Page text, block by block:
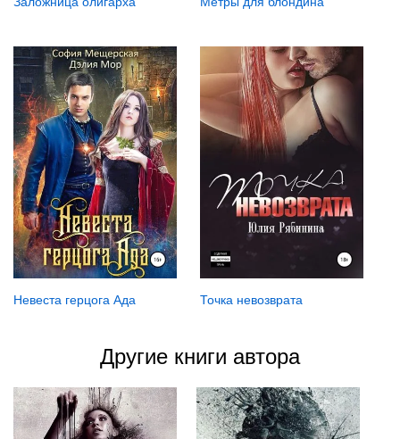
Невеста герцога Ада Точка невозврата
Другие книги автора